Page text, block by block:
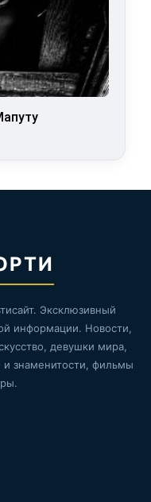
Эксклюзивный
информации. Новости,
девушки мира,
знаменитости, фильмы